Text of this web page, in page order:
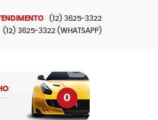
(12) 3625-3322
(12) 3625-3322 (WHATSAPP)
0